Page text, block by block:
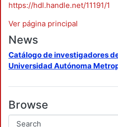
https://hdl.handle.net/11191/1
Ver página principal
News
Catálogo de investigadores
Universidad Autónoma
Browse